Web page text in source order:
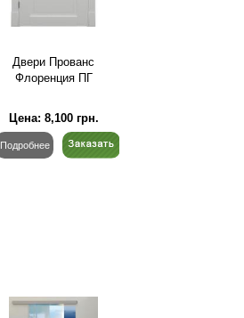
Двери Прованс
Флоренция ПГ
Цена: 8,100грн.
Подробнее